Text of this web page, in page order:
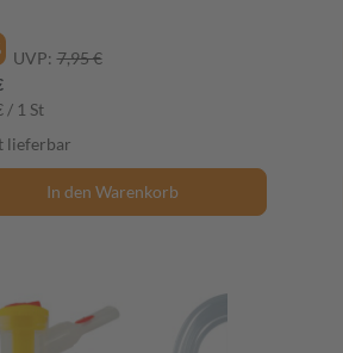
UVP: 7,95 €
/ 1 St
lieferbar
In den Warenkorb